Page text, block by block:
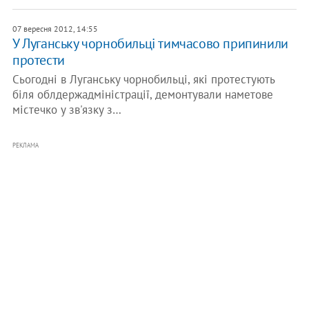
07 вересня 2012, 14:55
У Луганську чорнобильці тимчасово припинили
протести
Сьогодні в Луганську чорнобильці, які протестують
біля облдержадміністрації, демонтували наметове
містечко у зв'язку з…
РЕКЛАМА